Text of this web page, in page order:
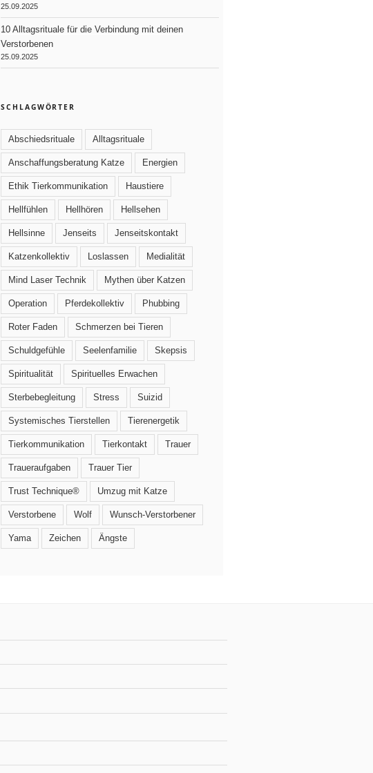
25.09.2025
10 Alltagsrituale für die Verbindung mit deinen
Verstorbenen
25.09.2025
SCHLAGWÖRTER
Abschiedsrituale Alltagsrituale
Anschaffungsberatung Katze Energien
Ethik Tierkommunikation Haustiere
Hellfühlen Hellhören Hellsehen
Hellsinne Jenseits Jenseitskontakt
Katzenkollektiv Loslassen Medialität
Mind Laser Technik Mythen über Katzen
Operation Pferdekollektiv Phubbing
Roter Faden Schmerzen bei Tieren
Schuldgefühle Seelenfamilie Skepsis
Spiritualität Spirituelles Erwachen
Sterbebegleitung Stress Suizid
Systemisches Tierstellen Tierenergetik
Tierkommunikation Tierkontakt Trauer
Traueraufgaben Trauer Tier
Trust Technique® Umzug mit Katze
Verstorbene Wolf Wunsch-Verstorbener
Yama Zeichen Ängste